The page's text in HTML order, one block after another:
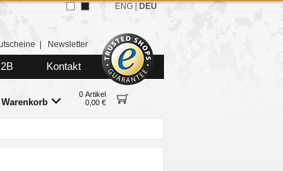
Newsletter
Kontakt
Warenkorb
0 Artikel
0,00 €
ENG DEU